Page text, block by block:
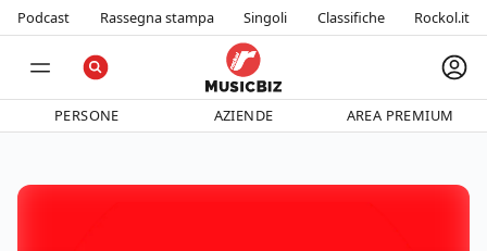
Podcast Rassegna stampa Singoli Classifiche Rockol.it
PERSONE AZIENDE AREA PREMIUM